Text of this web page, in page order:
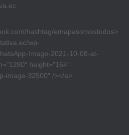
hashtag/emapasomostodos>
wp-
Image-2021-10-08-at-
height=”164″
image-32500″ /></a>